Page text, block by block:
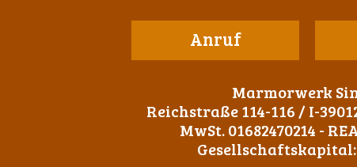
Anruf
Marmorwerk
Reichstraße 114-116 / I-
MwSt. 01682470214 -
Gesellschaftskapital: